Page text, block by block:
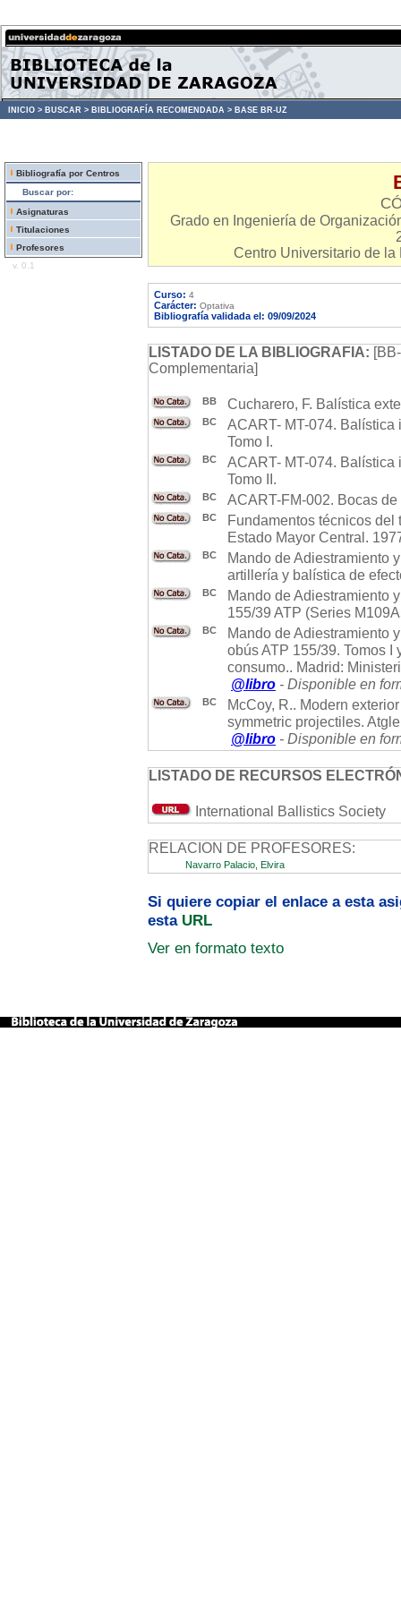
INICIO > BUSCAR > BIBLIOGRAFÍA RECOMENDADA > BASE BR-UZ
Bibliografía por Centros
Buscar por:
Asignaturas
Titulaciones
Profesores
v. 0.1
Grado en Ingeniería de
Centro Universitario de la
Curso: 4
Carácter: Optativa
Bibliografía validada el: 09/09/2024
LISTADO DE LA BIBLIOGRAFIA:
Complementaria]
BB Cucharero, F. Balística
BC
ACART- MT-074. Balística
Tomo I.
BC
ACART- MT-074. Balística
Tomo II.
BC ACART-FM-002. Bocas de
BC
Fundamentos técnicos del
Estado Mayor Central.
BC
Mando de Adiestramiento
artillería y balística de
BC
Mando de Adiestramiento
155/39 ATP (Series
BC
Mando de Adiestramiento
obús ATP 155/39. Tomos
consumo.. Madrid:
@libro - Disponible en
BC
McCoy, R.. Modern
symmetric projectiles.
@libro - Disponible en
LISTADO DE RECURSOS
International Ballistics Society
RELACION DE PROFESORES:
Navarro Palacio, Elvira
Si quiere copiar el enlace a esta
esta URL
Ver en formato texto